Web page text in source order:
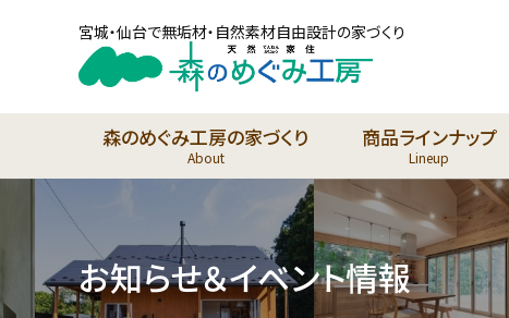
宮城・仙台で無垢材・自然素材自由設計の家づくり
森のめぐみ工房の家づくり
About
商品ラインナップ
Lineup
お知らせ＆イベント情報